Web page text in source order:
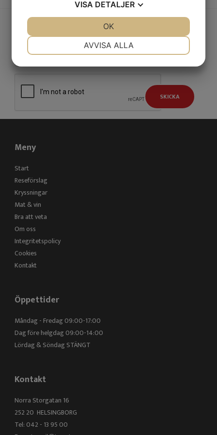
TA DEL AV VÅRT NYHETSBREV
SKICKA
Meny
Start
Reseförslag
Kryssningar
Mat & vin
Bra att veta
Om oss
Integritetspolicy
Cookies
Kontakt
Öppettider
Måndag - Fredag 09:00-17:00
Dag före helgdag 09:00-14:00
Lördag & Söndag STÄNGT
Kontakt
Norra Storgatan 16
252 20 HELSINGBORG
Tel: 042 - 13 95 00
VISA DETALJER
MARKNADSFÖRING STATISTIK
AVVISA ALLA
OK